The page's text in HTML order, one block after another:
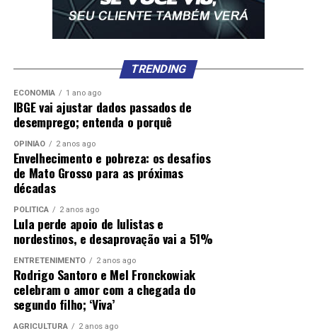
Advogado e administrador, foi vereador, deputado
estadual e prefeito de São Bernardo (2017-2024), com
destaque em obras, educação e segurança pública, além
de modernização administrativa.Procuradoria Geral do
Município: Luciana Sant’Ana Nardi
Procuradora do Município há 21 anos, com
especialização e mestrado em Direito Administrativo
pela PUC-SP. Atuou em chefias estratégicas na PGM e
outras secretarias municipais.Controladoria Geral do
Município: Daniel Falcão
Advogado, professor e cientista social, doutor em
Direito do Estado pela USP. Autor de obras jurídicas, é
Controlador Geral e Encarregado de Proteção de Dados
da Prefeitura de São Paulo.
TRENDING
ECONOMIA 1 ano ago
IBGE vai ajustar dados passados de
desemprego; entenda o porquê
OPINIÃO 2 anos ago
Envelhecimento e pobreza: os desafios
de Mato Grosso para as próximas
décadas
POLÍTICA 2 anos ago
Lula perde apoio de lulistas e
nordestinos, e desaprovação vai a 51%
ENTRETENIMENTO 2 anos ago
Rodrigo Santoro e Mel Fronckowiak
celebram o amor com a chegada do
segundo filho; ‘Viva’
AGRICULTURA 2 anos ago